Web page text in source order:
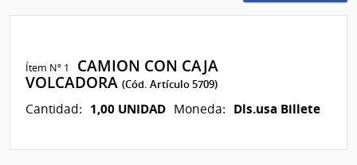
Ítem Nº 1
CAMION CON CAJA
VOLCADORA(Cód. Artículo 5709)
Cantidad: 1,00 UNIDAD Moneda: Dls.usa Billete